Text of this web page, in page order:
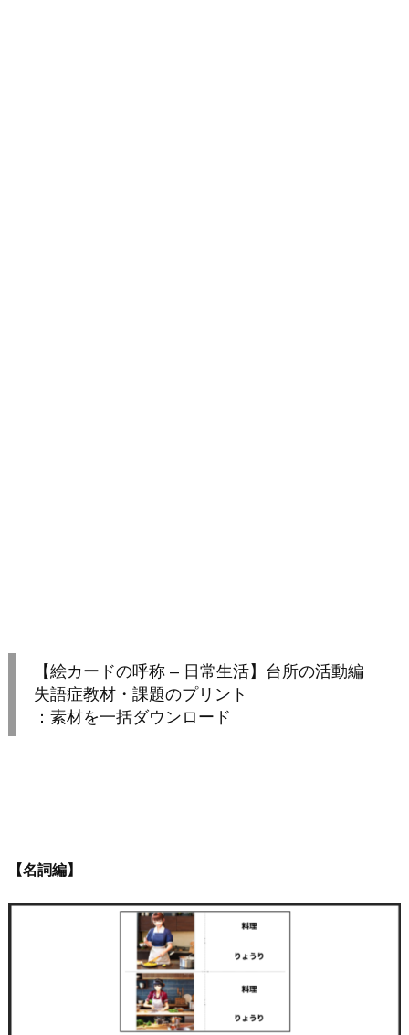
【絵カードの呼称 – 日常生活】台所の活動編
失語症教材・課題のプリント
：素材を一括ダウンロード
【名詞編】